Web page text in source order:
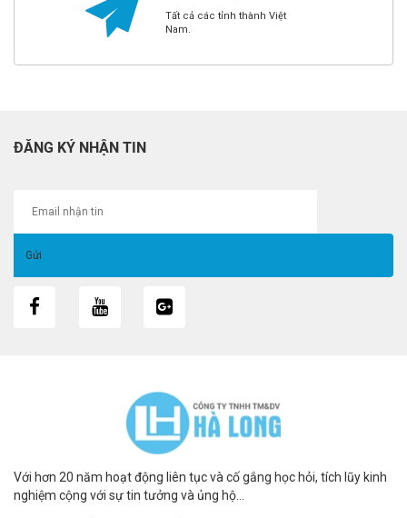
Tất cả các tỉnh thành Việt
Nam.
ĐĂNG KÝ NHẬN TIN
Với hơn 20 năm hoạt động liên tục và cố gắng học hỏi, tích lũy kinh
nghiệm cộng với sự tin tưởng và ủng hộ...